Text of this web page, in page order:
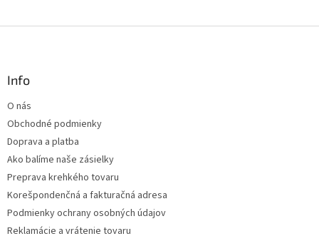
Info
O nás
Obchodné podmienky
Doprava a platba
Ako balíme naše zásielky
Preprava krehkého tovaru
Korešpondenčná a fakturačná adresa
Podmienky ochrany osobných údajov
Reklamácie a vrátenie tovaru